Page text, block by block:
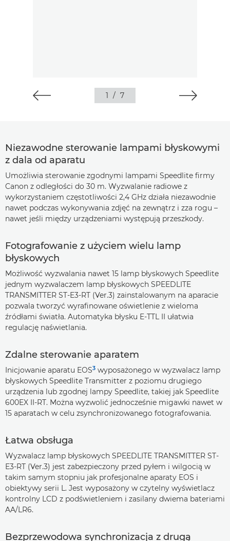
1 / 7
Niezawodne sterowanie lampami błyskowymi
z dala od aparatu
Umożliwia sterowanie zgodnymi lampami Speedlite firmy
Canon z odległości do 30 m. Wyzwalanie radiowe z
wykorzystaniem częstotliwości 2,4 GHz działa niezawodnie
nawet podczas wykonywania zdjęć na zewnątrz i zza rogu –
nawet jeśli między urządzeniami występują przeszkody.
Fotografowanie z użyciem wielu lamp
błyskowych
Możliwość wyzwalania nawet 15 lamp błyskowych Speedlite
jednym wyzwalaczem lamp błyskowych SPEEDLITE
TRANSMITTER ST-E3-RT (Ver.3) zainstalowanym na aparacie
pozwala tworzyć wyrafinowane oświetlenie z wieloma
źródłami światła. Automatyka błysku E-TTL II ułatwia
regulację naświetlania.
Zdalne sterowanie aparatem
Inicjowanie aparatu EOS3 wyposażonego w wyzwalacz lamp
błyskowych Speedlite Transmitter z poziomu drugiego
urządzenia lub zgodnej lampy Speedlite, takiej jak Speedlite
600EX II-RT. Można wyzwolić jednocześnie migawki nawet w
15 aparatach w celu zsynchronizowanego fotografowania.
Łatwa obsługa
Wyzwalacz lamp błyskowych SPEEDLITE TRANSMITTER ST-
E3-RT (Ver.3) jest zabezpieczony przed pyłem i wilgocią w
takim samym stopniu jak profesjonalne aparaty EOS i
obiektywy serii L. Jest wyposażony w czytelny wyświetlacz
kontrolny LCD z podświetleniem i zasilany dwiema bateriami
AA/LR6.
Bezprzewodowa synchronizacja z drugą